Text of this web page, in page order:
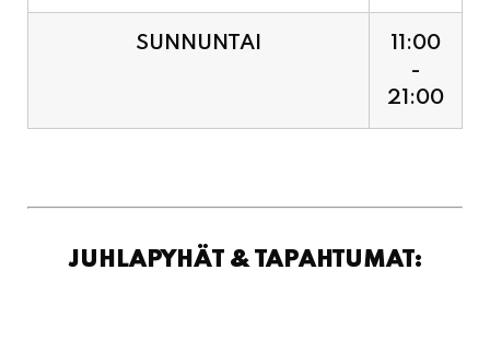
SUNNUNTAI
11:00
-
21:00
JUHLAPYHÄT & TAPAHTUMAT: